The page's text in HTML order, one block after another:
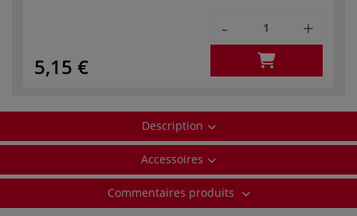
5,15 €
- +
Description
Accessoires
Commentaires produits